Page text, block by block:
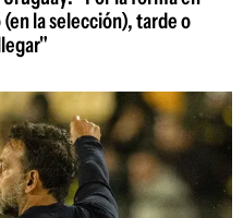
la selección), tarde o